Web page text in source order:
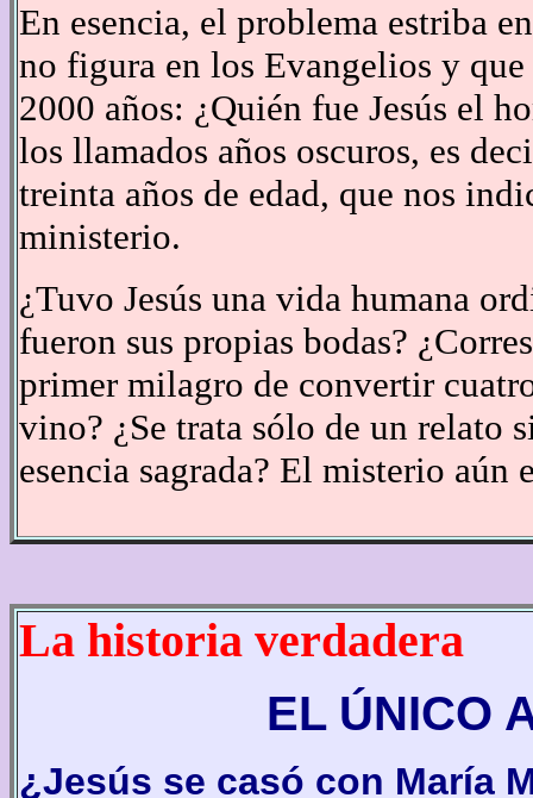
En esencia, el problema estriba
no figura en los Evangelios y
2000 años: ¿Quién fue Jesús el
los llamados años oscuros, es
treinta años de edad, que nos
ministerio.
¿Tuvo Jesús una vida humana
fueron sus propias bodas?
primer milagro de convertir
vino? ¿Se trata sólo de un relato
esencia sagrada? El misterio aún
La historia verdadera
EL ÚNICO
¿Jesús se casó con María